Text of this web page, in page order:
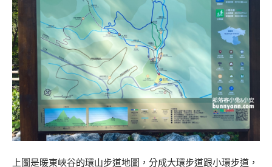
上圖是暖東峽谷的環山步道地圖，分成大環步道跟小環步道，